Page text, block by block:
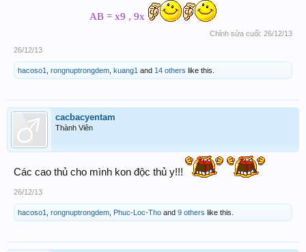
AB = x9 , 9x
Chỉnh sửa cuối: 26/12/13
26/12/13
hacoso1 rongnuptrongdem kuang1 and 14 others like this.
cacbacyentam
Thành Viên
Các cao thủ cho mình kon độc thủ y!!!
26/12/13
hacoso1 rongnuptrongdem Phuc-Loc-Tho and 9 others like this.